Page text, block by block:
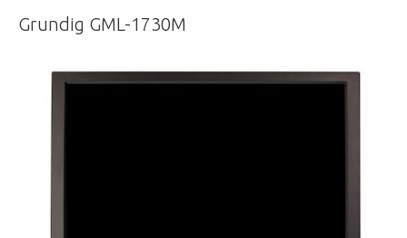
Grundig GML-1730M